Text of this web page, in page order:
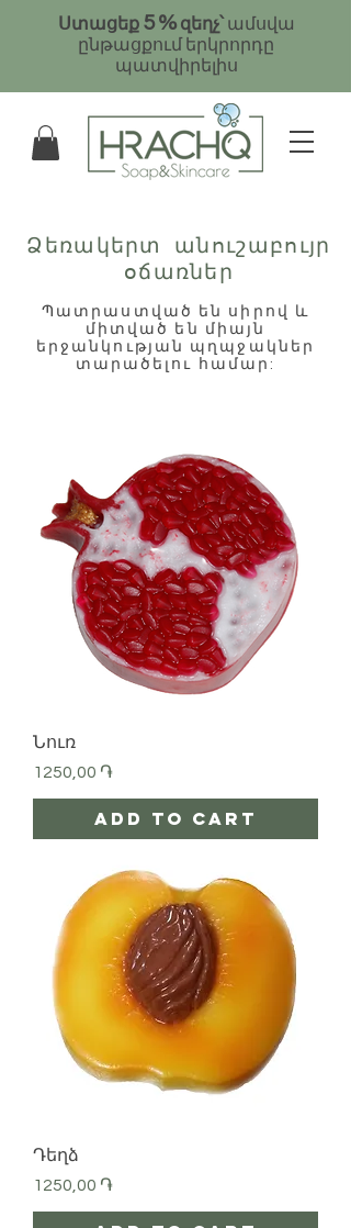
Ստացեք 5 %զեղչ՝ամսվա
ընթացքում երկրորդը
պատվիրելիս
Ձեռակերտ անուշաբույր
օճառներ
Պատրաստված են սիրով և
միտված են միայն
երջանկության պղպջակներ
տարածելու համար:
Նուռ
Price
1250,00 ֏
Add to Cart
Դեղձ
Price
1250,00 ֏